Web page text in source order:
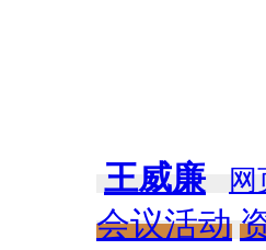
王威廉
会议活动